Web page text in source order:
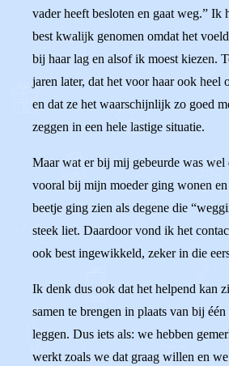
vader heeft besloten en gaat weg.” Ik
best kwalijk genomen omdat het
bij haar lag en alsof ik moest kiezen.
jaren later, dat het voor haar ook heel
en dat ze het waarschijnlijk zo goed
zeggen in een hele lastige situatie.
Maar wat er bij mij gebeurde was wel
vooral bij mijn moeder ging wonen
beetje ging zien als degene die
steek liet. Daardoor vond ik het
ook best ingewikkeld, zeker in die
Ik denk dus ook dat het helpend kan
samen te brengen in plaats van bij
leggen. Dus iets als: we hebben
werkt zoals we dat graag willen en